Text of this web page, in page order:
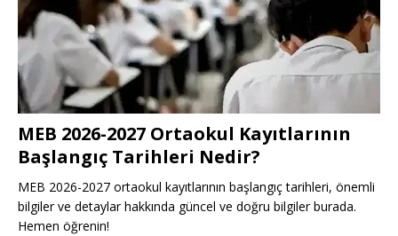
MEB 2026-2027 Ortaokul Kayıtlarının
Başlangıç Tarihleri Nedir?
MEB 2026-2027 ortaokul kayıtlarının başlangıç tarihleri, önemli
bilgiler ve detaylar hakkında güncel ve doğru bilgiler burada.
Hemen öğrenin!